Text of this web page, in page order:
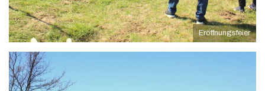
Eröffnungsfeier